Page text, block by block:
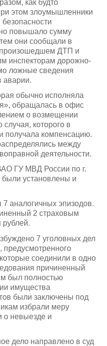
как будто
этом злоумышленники
повышало сумму
они сообщали в
произошедшем ДТП и
инспекторам дорожно-
ложные сведения
аварии.
обычно исполняла
обращалась в офис
о возмещении
которого в
получала компенсацию.
между
деятельности.
ГУ МВД России по г.
установлены и
аналогичных эпизодов.
2 страховым
7 уголовных дел
предусмотренного
соединили в одно
причиненный
был полностью
имущества
были заключены под
избрали меру
о невыезде и
дело направлено в суд